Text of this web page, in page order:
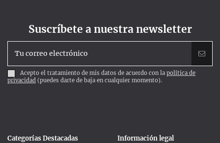
Suscríbete a nuestra newsletter
Acepto el tratamiento de mis datos de acuerdo con la política de
privacidad (puedes darte de baja en cualquier momento).
Categorías Destacadas Información legal